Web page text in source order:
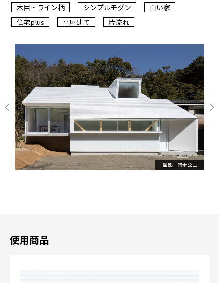
木目・ライン柄
シンプルモダン
白い家
住宅plus
平屋建て 片流れ
撮影：岡本公二
使用商品